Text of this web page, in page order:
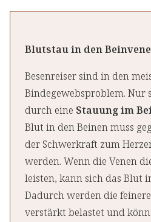
Blutstau in den
Besenreiser sind in den
Bindegewebsproblem. Nur
durch eine Stauung im
Blut in den Beinen muss
der Schwerkraft zum
werden. Wenn die Venen
leisten, kann sich das Blut
Dadurch werden die
verstärkt belastet und